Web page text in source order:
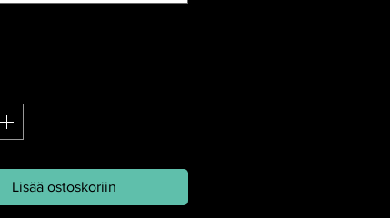
Lisää ostoskoriin